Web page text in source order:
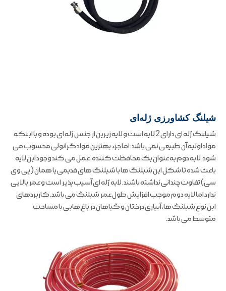
شیلنگ کشاورزی ژله‌ای
شیلنگ ژله ای دارای 2 لایه است و لایه زیرین از جنس ژله ای بوده و با اینکه
مواد اولیه آن طبیعی نمی باشد؛ اما جزء بهترین مواد گرانولی محسوب می
شود. لایه دوم به عنوان یک محافظت کننده، عمل می کند وجود این لایه
باعث شده تا شکل این شیلنگ ها با شیلنگ های قدیمی یا همان (پی وی
سی) تفاوت چندانی نداشته باشند. لایه ژله ای آسیب پذیر است و عمر بالایی
ندارد اما لایه دوم موجب افزایش طول عمر شیلنگ می باشد. کاربردهای
این نوع شیلنگ ها، آبیاری درختان و گیاهان در باغ هایی با مساحت
متوسط می باشد.